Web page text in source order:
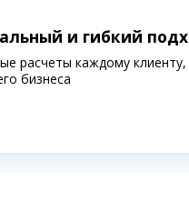
и гибкий
расчеты каждому
бизнеса